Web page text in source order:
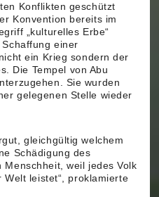
Konflikten geschützt
Konvention bereits im
„kulturelles Erbe“
einer
ein Krieg sondern der
Die Tempel von Abu
Sie wurden
gelegenen Stelle wieder
gleichgültig welchem
Schädigung des
weil jedes Volk
leistet“, proklamierte